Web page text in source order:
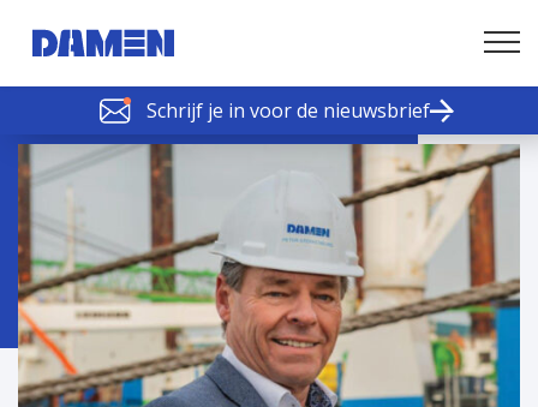
Schrijf je in voor de nieuwsbrief
SCHELDE SCHAKELS
Nieuws of tips